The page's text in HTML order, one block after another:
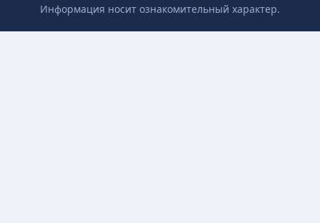
Информация носит ознакомительный характер.